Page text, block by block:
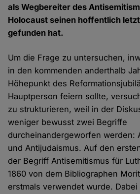
als Wegbereiter des
Holocaust seinen hoffentlich
gefunden hat.
Um die Frage zu untersuchen,
in den kommenden anderthalb
Höhepunkt des
Hauptperson feiern sollte,
zu strukturieren, weil in der
weniger bewusst zwei Begriffe
durcheinandergeworfen werden:
und Antijudaismus. Auf den
der Begriff Antisemitismus für
1860 von dem Bibliographen
erstmals verwendet wurde.